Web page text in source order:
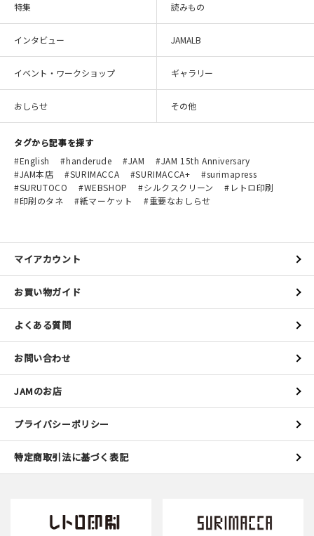
特集 読みもの
インタビュー JAMALB
イベント・ワークショップ ギャラリー
おしらせ その他
タグから記事を探す
English
handerude JAM
JAM 15th Anniversary
JAM本店
SURIMACCA SURIMACCA+
surimapress
SURUTOCO
WEBSHOP シルクスクリーン
レトロ印刷
印刷のタネ
紙マーケット 重要なおしらせ
マイアカウント
お買い物ガイド
よくある質問
お問い合わせ
JAMのお店
プライバシーポリシー
特定商取引法に基づく表記